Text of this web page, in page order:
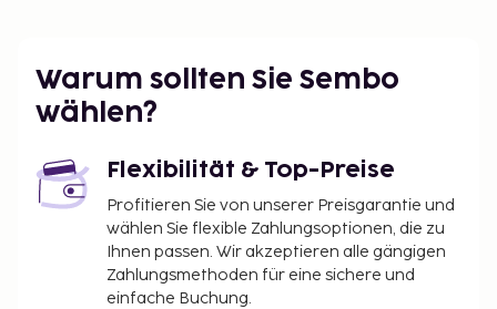
Warum sollten Sie Sembo
wählen?
Flexibilität & Top-Preise
Profitieren Sie von unserer Preisgarantie und
wählen Sie flexible Zahlungsoptionen, die zu
Ihnen passen. Wir akzeptieren alle gängigen
Zahlungsmethoden für eine sichere und
einfache Buchung.